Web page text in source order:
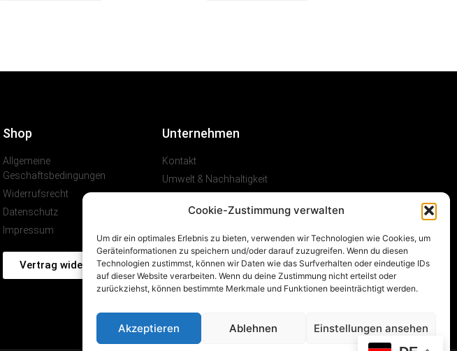
Cookie-Zustimmung verwalten
Um dir ein optimales Erlebnis zu bieten, verwenden wir Technologien wie Cookies, um
Geräteinformationen zu speichern und/oder darauf zuzugreifen. Wenn du diesen
Technologien zustimmst, können wir Daten wie das Surfverhalten oder eindeutige IDs
auf dieser Website verarbeiten. Wenn du deine Zustimmung nicht erteilst oder
zurückziehst, können bestimmte Merkmale und Funktionen beeinträchtigt werden.
Akzeptieren Ablehnen Einstellungen ansehen
Shop
Allgemeine
Geschäftsbedingungen
Widerrufsrecht
Datenschutz
Impressum
Vertrag widerrufen
Unternehmen
Kontakt
Umwelt & Nachhaltigkeit